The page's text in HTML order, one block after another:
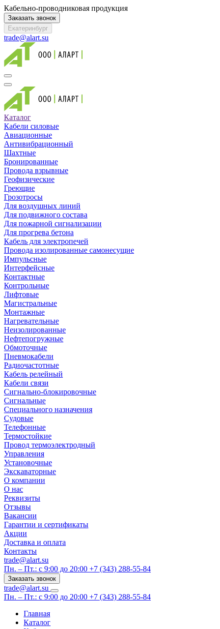
Кабельно-проводниковая продукция
Заказать звонок
Екатеринбург
trade@alart.su
Каталог
Кабели силовые
Авиационные
Антивибрационный
Шахтные
Бронированные
Провода взрывные
Геофизические
Греющие
Грозотросы
Для воздушных линий
Для подвижного состава
Для пожарной сигнализации
Для прогрева бетона
Кабель для электропечей
Провода изолированные самонесущие
Импульсные
Интерфейсные
Контактные
Контрольные
Лифтовые
Магистральные
Монтажные
Нагревательные
Неизолированные
Нефтепогружные
Обмоточные
Пневмокабели
Радиочастотные
Кабель релейный
Кабели связи
Сигнально-блокировочные
Сигнальные
Специального назначения
Судовые
Телефонные
Термостойкие
Провод термоэлектродный
Управления
Установочные
Экскаваторные
О компании
О нас
Реквизиты
Отзывы
Вакансии
Гарантии и сертификаты
Акции
Доставка и оплата
Контакты
trade@alart.su
Пн. – Пт.: с 9:00 до 20:00 +7 (343) 288-55-84
Заказать звонок
trade@alart.su
Пн. – Пт.: с 9:00 до 20:00 +7 (343) 288-55-84
Главная
Каталог